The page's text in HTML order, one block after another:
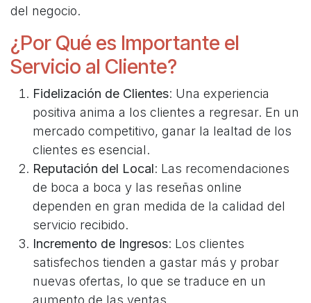
del negocio.
¿Por Qué es Importante el
Servicio al Cliente?
Fidelización de Clientes: Una experiencia
positiva anima a los clientes a regresar. En un
mercado competitivo, ganar la lealtad de los
clientes es esencial.
Reputación del Local: Las recomendaciones
de boca a boca y las reseñas online
dependen en gran medida de la calidad del
servicio recibido.
Incremento de Ingresos: Los clientes
satisfechos tienden a gastar más y probar
nuevas ofertas, lo que se traduce en un
aumento de las ventas.